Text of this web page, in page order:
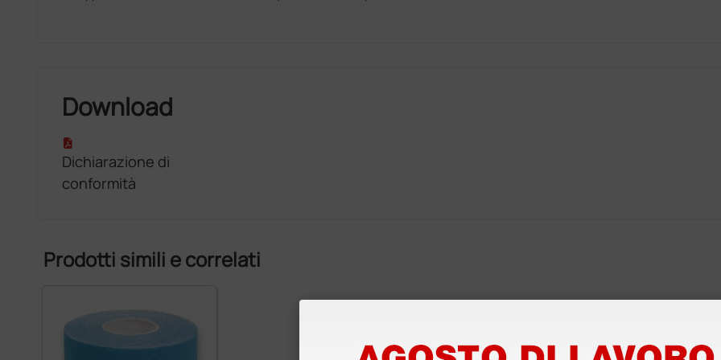
Download
Dichiarazione di
conformità
Prodotti simili e correlati